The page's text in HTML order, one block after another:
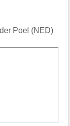
Poel (NED)